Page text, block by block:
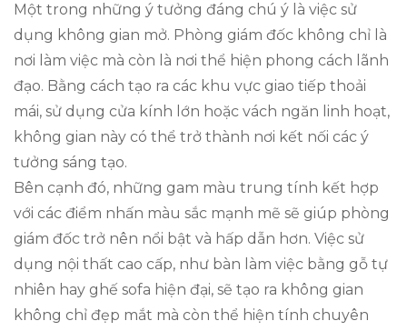
Một trong những ý tưởng đáng chú ý là việc sử
dụng không gian mở. Phòng giám đốc không chỉ là
nơi làm việc mà còn là nơi thể hiện phong cách lãnh
đạo. Bằng cách tạo ra các khu vực giao tiếp thoải
mái, sử dụng cửa kính lớn hoặc vách ngăn linh hoạt,
không gian này có thể trở thành nơi kết nối các ý
tưởng sáng tạo.
Bên cạnh đó, những gam màu trung tính kết hợp
với các điểm nhấn màu sắc mạnh mẽ sẽ giúp phòng
giám đốc trở nên nổi bật và hấp dẫn hơn. Việc sử
dụng nội thất cao cấp, như bàn làm việc bằng gỗ tự
nhiên hay ghế sofa hiện đại, sẽ tạo ra không gian
không chỉ đẹp mắt mà còn thể hiện tính chuyên